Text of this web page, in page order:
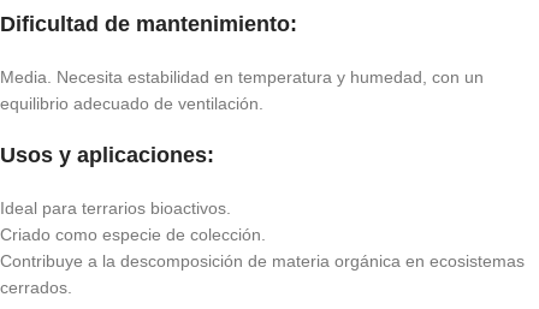
Dificultad de mantenimiento:
Media. Necesita estabilidad en temperatura y humedad, con un
equilibrio adecuado de ventilación.
Usos y aplicaciones:
Ideal para terrarios bioactivos.
Criado como especie de colección.
Contribuye a la descomposición de materia orgánica en ecosistemas
cerrados.